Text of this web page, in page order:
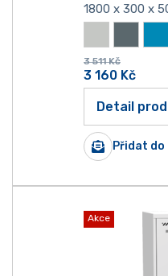
1800 x 300 x
3 511 Kč
3 160 Kč
Detail
Přidat
Akce